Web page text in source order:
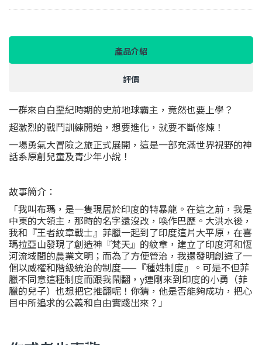
產品介紹
評價
一群來自白堊紀時期的史前地球霸主，竟然也要上學？
超激烈的戰鬥訓練開始，想要進化，就要不斷修煉！
一場勇氣大冒險之旅正式展開，這是一部充滿世界視野的神
話系原創兒童及青少年小說！
故事簡介：
「我叫布瑪，是一隻現居於印度的特暴龍。在這之前，我是
中東的大領主，那時的名字還沒改，喚作巴歷。大洪水後，
我和『王者紋章戰士』菲臘一起到了印度這片大平原，在喜
瑪拉亞山發現了創造神『梵天』的紋章，建立了印度河和恆
河流域間的農業文明；而為了方便管治，我還發明創造了一
個以威權和階級統治的制度——『種姓制度』。可是不但菲
臘不同意這種制度而跟我鬧翻，y連剛來到印度的小勇（菲
臘的兒子）也想把它推翻呢！你猜，他是否能夠成功，把心
目中所追求的公義和自由實踐出來？」